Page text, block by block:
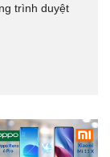
trình duyệt